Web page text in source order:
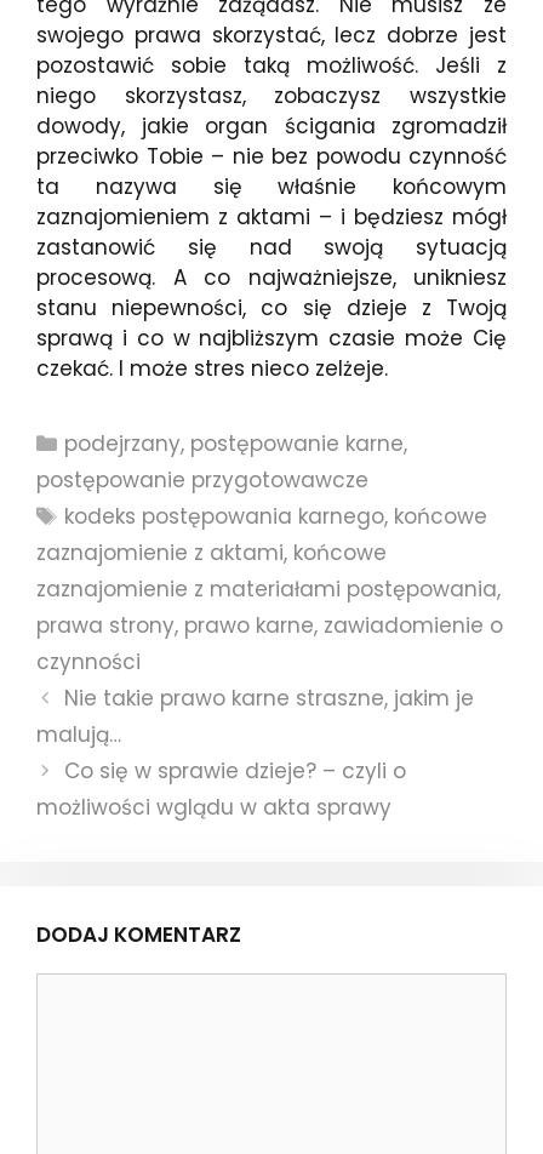
swojego prawa skorzystać, lecz dobrze jest
pozostawić sobie taką możliwość. Jeśli z
niego skorzystasz, zobaczysz wszystkie
dowody, jakie organ ścigania zgromadził
przeciwko Tobie – nie bez powodu czynność
ta nazywa się właśnie końcowym
zaznajomieniem z aktami – i będziesz mógł
zastanowić się nad swoją sytuacją
procesową. A co najważniejsze, unikniesz
stanu niepewności, co się dzieje z Twoją
sprawą i co w najbliższym czasie może Cię
czekać. I może stres nieco zelżeje.
Kategorie
podejrzany, postępowanie karne,
postępowanie przygotowawcze
Tagi
kodeks postępowania karnego, końcowe
zaznajomienie z aktami, końcowe
zaznajomienie z materiałami postępowania,
prawa strony, prawo karne, zawiadomienie o
czynności
Nie takie prawo karne straszne, jakim je
malują…
Co się w sprawie dzieje? – czyli o
możliwości wglądu w akta sprawy
DODAJ KOMENTARZ